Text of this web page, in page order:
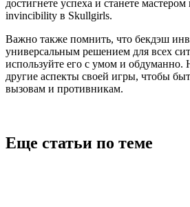
достигнете успеха и станете
invincibility в Skullgirls.
Важно также помнить, что бекдэш
универсальным решением для всех
используйте его с умом и обдуманно.
другие аспекты своей игры, чтобы
вызовам и противникам.
Еще статьи по теме